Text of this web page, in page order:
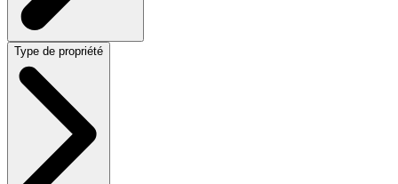
Type de propriété